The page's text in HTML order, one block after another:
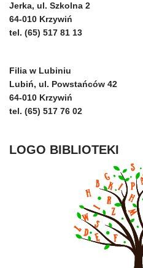
Jerka, ul. Szkolna 2
64-010 Krzywiń
tel. (65) 517 81 13
Filia w Lubiniu
Lubiń, ul. Powstańców 42
64-010 Krzywiń
tel. (65) 517 76 02
LOGO BIBLIOTEKI